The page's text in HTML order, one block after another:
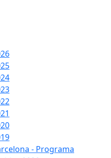
- Programa